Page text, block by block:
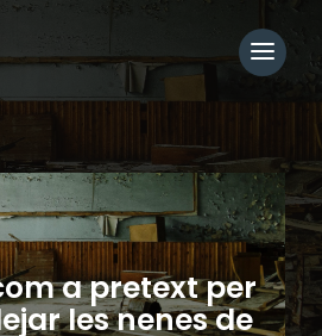
a pretext per
les nenes de